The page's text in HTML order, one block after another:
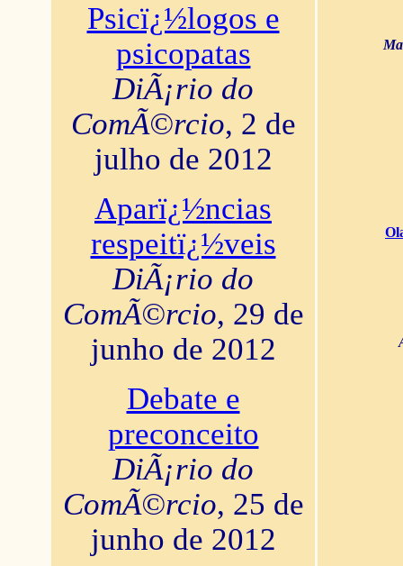
Psicï¿½logos e
psicopatas
DiÃ¡rio do
ComÃ©rcio, 2 de
julho de 2012
Aparï¿½ncias
respeitï¿½veis
DiÃ¡rio do
ComÃ©rcio, 29 de
junho de 2012
Debate e
preconceito
DiÃ¡rio do
ComÃ©rcio, 25 de
junho de 2012